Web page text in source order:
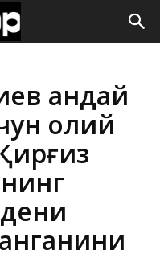
қандай
олий